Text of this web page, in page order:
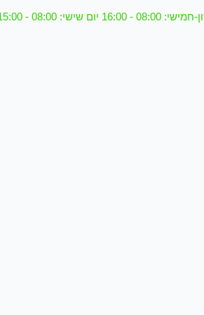
- 16:00 יום שישי: 08:00 - 15:00